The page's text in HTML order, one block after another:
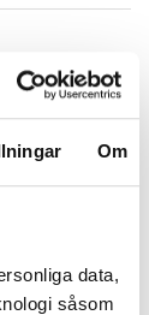
Om
data,
såsom
Ansvarsskyddet – en viktig del i hemförsäkringen
kostnaden